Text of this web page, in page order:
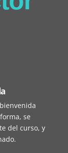
se
del curso, y